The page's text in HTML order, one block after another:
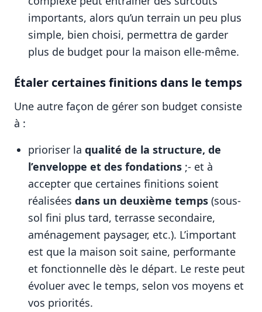
importants, alors qu’un terrain un peu plus
simple, bien choisi, permettra de garder
plus de budget pour la maison elle‑même.
Étaler certaines finitions dans le temps
Une autre façon de gérer son budget consiste
à :
prioriser la qualité de la structure, de
l’enveloppe et des fondations ;- et à
accepter que certaines finitions soient
réalisées dans un deuxième temps (sous-
sol fini plus tard, terrasse secondaire,
aménagement paysager, etc.). L’important
est que la maison soit saine, performante
et fonctionnelle dès le départ. Le reste peut
évoluer avec le temps, selon vos moyens et
vos priorités.